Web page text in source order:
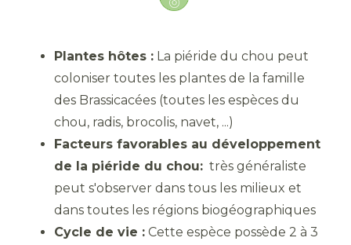
Plantes hôtes : La piéride du chou peut
coloniser toutes les plantes de la famille
des Brassicacées (toutes les espèces du
chou, radis, brocolis, navet, ...)
Facteurs favorables au développement
de la piéride du chou: très généraliste
peut s'observer dans tous les milieux et
dans toutes les régions biogéographiques
Cycle de vie : Cette espèce possède 2 à 3